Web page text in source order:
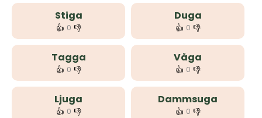
Stiga
👍 0 👎
Duga
👍 0 👎
Tagga
👍 0 👎
Våga
👍 0 👎
Ljuga
👍 0 👎
Dammsuga
👍 0 👎